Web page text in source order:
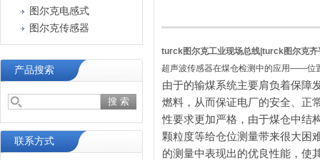
图尔克电感式
图尔克传感器
产品搜索
联系方式
turck图尔克工业现场总线|turck图尔克
超声波传感器在煤仓检测中的应用——位
由于的输煤系统主要肩负着保障
燃料，从而保证电厂的安全、正
性要求更加严格，由于煤仓中结
颗粒度等给仓位测量带来很大困
的测量中表现出的优良性能，使